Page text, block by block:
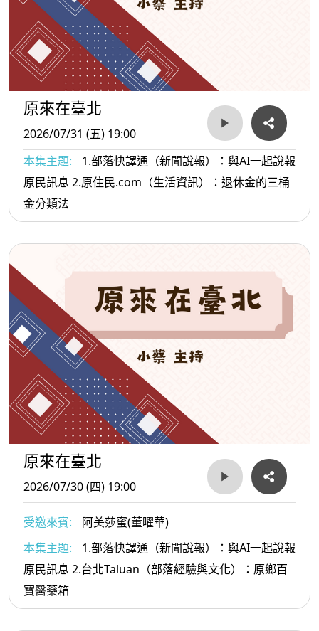
原來在臺北
2026/07/31 (五) 19:00
本集主題:
1.部落快譯通（新聞說報）：與AI一起說報
原民訊息 2.原住民.com（生活資訊）：退休金的三桶
金分類法
原來在臺北
2026/07/30 (四) 19:00
受邀來賓:
阿美莎蜜(董曜華)
本集主題:
1.部落快譯通（新聞說報）：與AI一起說報
原民訊息 2.台北Taluan（部落經驗與文化）：原鄉百
寶醫藥箱